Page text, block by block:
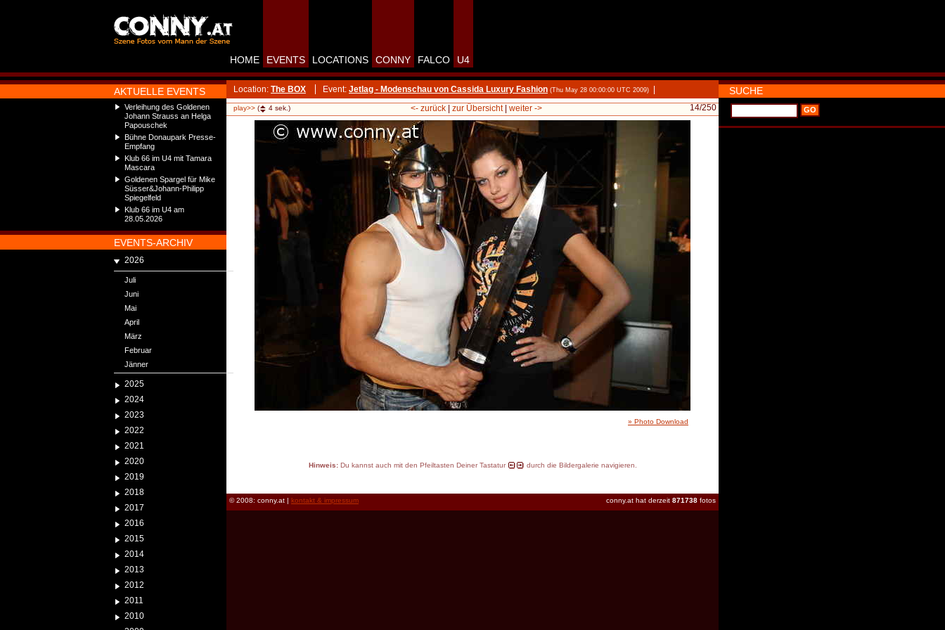
AKTUELLE EVENTS
Verleihung des Goldenen
Johann Strauss an Helga
Papouschek
Bühne Donaupark Presse-
Empfang
Klub 66 im U4 mit Tamara
Mascara
Goldenen Spargel für Mike
Süsser&Johann-Philipp
Spiegelfeld
Klub 66 im U4 am
28.05.2026
EVENTS-ARCHIV
2026
Juli
Juni
Mai
April
März
Februar
Jänner
2025
2024
2023
2022
2021
2020
2019
2018
2017
2016
2015
2014
2013
2012
2011
2010
HOME EVENTS LOCATIONS CONNY FALCO U4
Location: The BOX Event: Jetlag - Modenschau von Cassida Luxury Fashion (Thu May 28 00:00:00 UTC 2009)
play>> ( 4 sek.) 14/250
<- zurück| zur Übersicht| weiter ->
» Photo Download
Hinweis:Du kannst auch mit den Pfeiltasten Deiner Tastatur durch die Bildergalerie navigieren.
conny.at hat derzeit 871738 fotos
© 2008: conny.at | kontakt & impressum
SUCHE